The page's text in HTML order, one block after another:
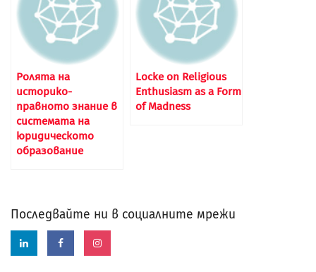
Ролята на
историко-
правното знание в
системата на
юридическото
образование
Locke on Religious
Enthusiasm as a Form
of Madness
Последвайте ни в социалните мрежи